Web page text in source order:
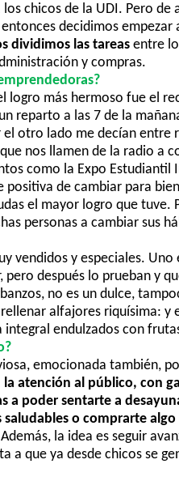
los chicos de la UDI. Pero de
decidimos empezar
dividimos las tareas entre
y compras.
logro más hermoso fue el
reparto a las 7 de la
otro lado me decían entre
nos llamen de la radio a
como la Expo Estudiantil
positiva de cambiar para
el mayor logro que
personas a cambiar sus
vendidos y especiales.
después lo prueban y
no es un dulce,
alfajores riquísima: y
integral endulzados con
emocionada también,
la atención al público, con
a poder sentarte a
o comprarte
Además, la idea es seguir
a que ya desde chicos se